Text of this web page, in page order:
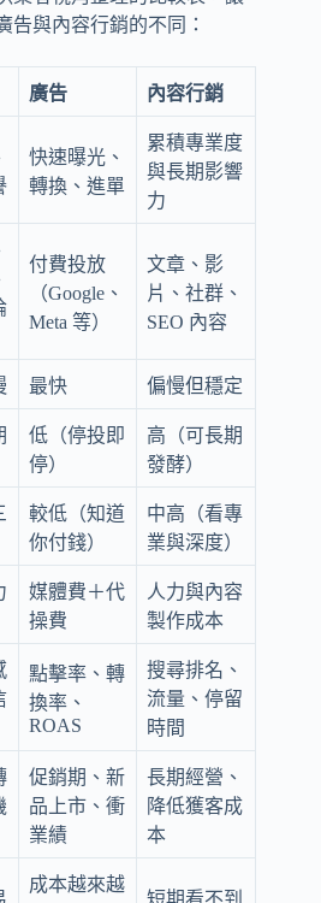
告與內容行銷的不同：
廣告 內容行銷
快速曝光、
轉換、進單
累積專業度
與長期影響
力
付費投放
（Google、
Meta 等）
文章、影
片、社群、
SEO 內容
最快 偏慢但穩定
低（停投即
停）
高（可長期
發酵）
較低（知道
你付錢）
中高（看專
業與深度）
媒體費＋代
操費
人力與內容
製作成本
點擊率、轉
換率、
ROAS
搜尋排名、
流量、停留
時間
促銷期、新
品上市、衝
業績
長期經營、
降低獲客成
本
成本越來越
短期看不到